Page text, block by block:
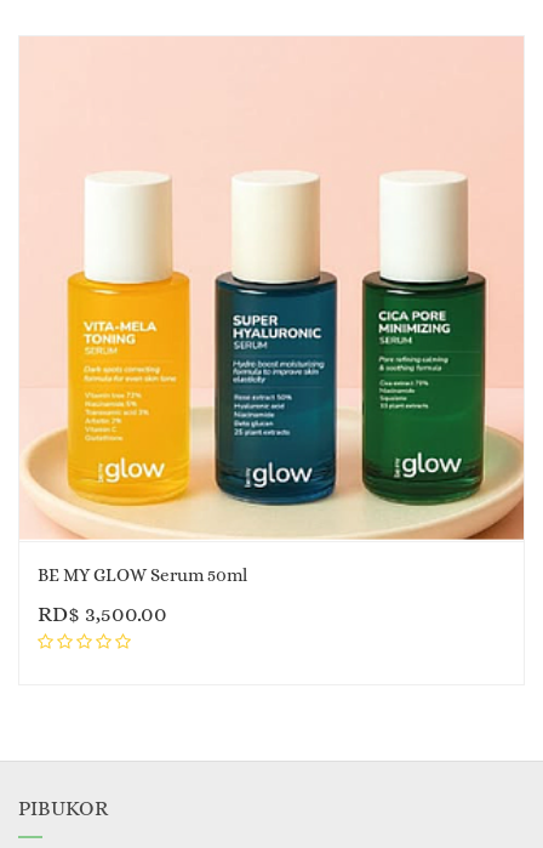
BE MY GLOW Serum 50ml
RD$ 3,500.00
PIBUKOR